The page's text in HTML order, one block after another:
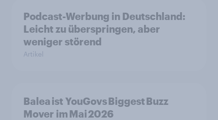
Podcast-Werbung in Deutschland:
Leicht zu überspringen, aber
weniger störend
Artikel
Balea ist YouGovs Biggest Buzz
Mover im Mai 2026